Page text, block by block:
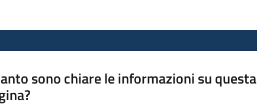
sono chiare le informazioni su questa